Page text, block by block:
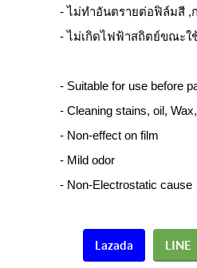
- ไม่ทำอันตรายต่อฟิล์มสี ,
- ไม่เกิดไฟฟ้าสถิตย์ขณะใ
- Suitable for use before
- Cleaning stains, oil,
- Non-effect on film
- Mild odor
- Non-Electrostatic cause
Lazada LINE